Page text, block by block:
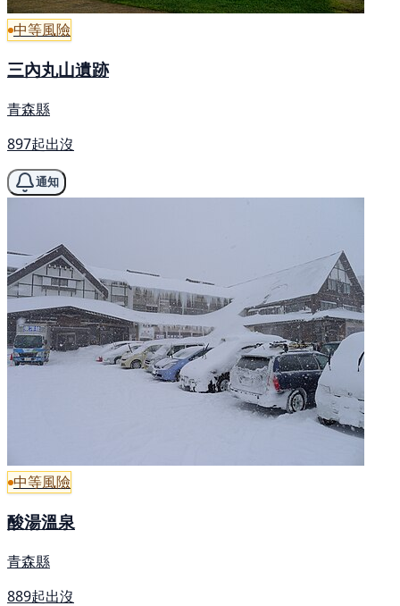
中等風險
三內丸山遺跡
青森縣
897起出沒
通知
中等風險
酸湯溫泉
青森縣
889起出沒